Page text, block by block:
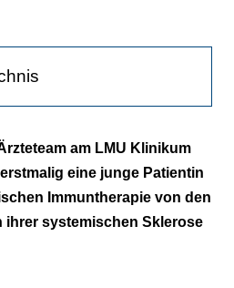
aus dem Blut entfernt
sich die Symptome
am LMU Klinikum
eine junge Patientin
Immuntherapie von den
ihrer systemischen Sklerose